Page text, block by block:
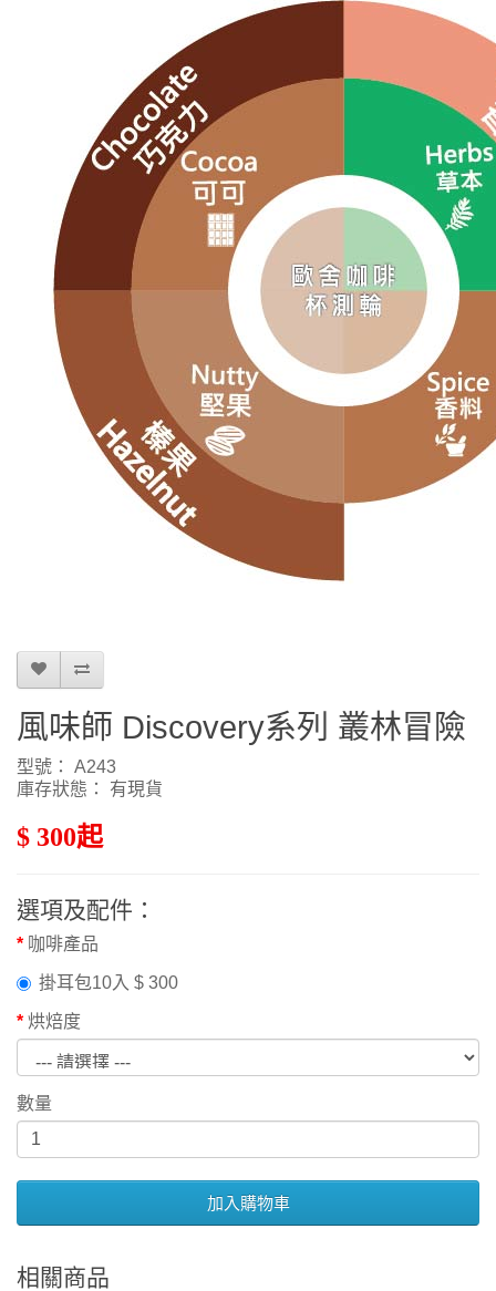
風味師 Discovery系列 叢林冒險
型號： A243
庫存狀態： 有現貨
$ 300起
選項及配件：
咖啡產品
掛耳包10入 $ 300
烘焙度
數量
加入購物車
相關商品